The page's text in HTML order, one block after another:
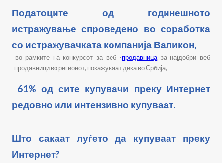
Податоците од годинешното
истражување спроведено во соработка
со истражувачката компанија Валикон,
во рамките на конкурсот за веб -продавница за најдобри веб
-продавници во регионот, покажуваат дека во Србија,
61% од сите купувачи преку Интернет
редовно или интензивно купуваат.
Што сакаат луѓето да купуваат преку
Интернет?